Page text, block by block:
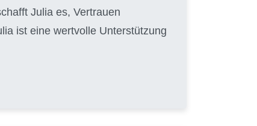
Julia es, Vertrauen
ist eine wertvolle Unterstützung